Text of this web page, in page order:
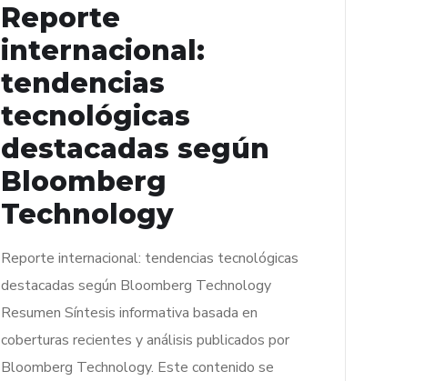
Reporte
internacional:
tendencias
tecnológicas
destacadas según
Bloomberg
Technology
Reporte internacional: tendencias tecnológicas
destacadas según Bloomberg Technology
Resumen Síntesis informativa basada en
coberturas recientes y análisis publicados por
Bloomberg Technology. Este contenido se